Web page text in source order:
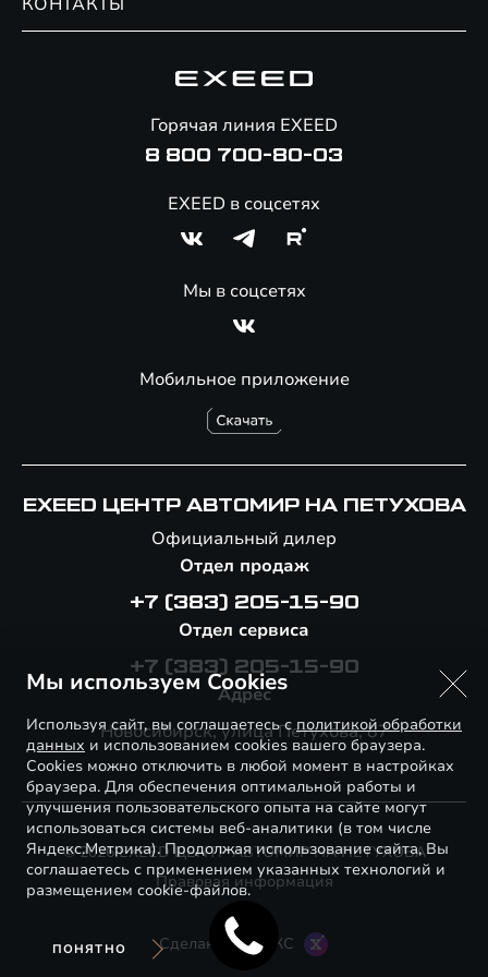
Сервис
Помощь на дорогах
Специальные предложения
Мобильное приложение
Горячая линия EXEED
8 800 700-80-03
EXEED в соцсетях
Мы в соцсетях
EXEED ЦЕНТР АВТОМИР НА ПЕТУХОВА
Официальный дилер
Отдел продаж
+7 (383) 205-15-90
Отдел сервиса
+7 (383) 205-15-90
Адрес
Новосибирск, улица Петухова, 87
© 2026 EXEED ЦЕНТР АВТОМИР НА ПЕТУХОВА
Правовая информация
Сделано в ПЕРКС
Мы используем Cookies
Используя сайт, вы соглашаетесь сполитикой обработки
данных и использованием cookies вашего браузера.
Cookies можно отключить в любой момент в настройках
браузера. Для обеспечения оптимальной работы и
улучшения пользовательского опыта на сайте могут
использоваться системы веб-аналитики (в том числе
Яндекс.Метрика). Продолжая использование сайта, Вы
соглашаетесь с применением указанных технологий и
размещением cookie-файлов.
ПОНЯТНО